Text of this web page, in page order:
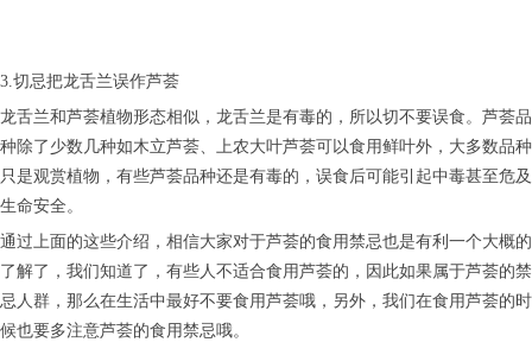
3.切忌把龙舌兰误作芦荟
龙舌兰和芦荟植物形态相似，龙舌兰是有毒的，所以切不要误食。芦荟品
种除了少数几种如木立芦荟、上农大叶芦荟可以食用鲜叶外，大多数品种
只是观赏植物，有些芦荟品种还是有毒的，误食后可能引起中毒甚至危及
生命安全。
通过上面的这些介绍，相信大家对于芦荟的食用禁忌也是有利一个大概的
了解了，我们知道了，有些人不适合食用芦荟的，因此如果属于芦荟的禁
忌人群，那么在生活中最好不要食用芦荟哦，另外，我们在食用芦荟的时
候也要多注意芦荟的食用禁忌哦。